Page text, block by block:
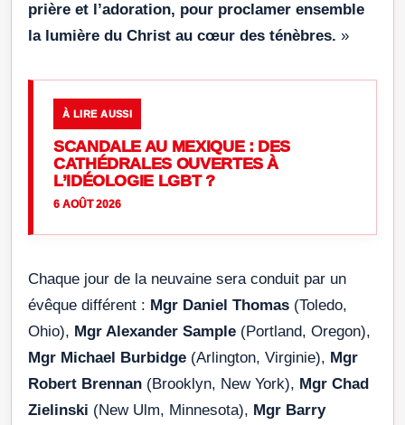
prière et l’adoration, pour proclamer ensemble
la lumière du Christ au cœur des ténèbres. »
À LIRE AUSSI
SCANDALE AU MEXIQUE : DES
CATHÉDRALES OUVERTES À
L’IDÉOLOGIE LGBT ?
6 AOÛT 2026
Chaque jour de la neuvaine sera conduit par un
évêque différent : Mgr Daniel Thomas (Toledo,
Ohio), Mgr Alexander Sample (Portland, Oregon),
Mgr Michael Burbidge (Arlington, Virginie), Mgr
Robert Brennan (Brooklyn, New York), Mgr Chad
Zielinski (New Ulm, Minnesota), Mgr Barry